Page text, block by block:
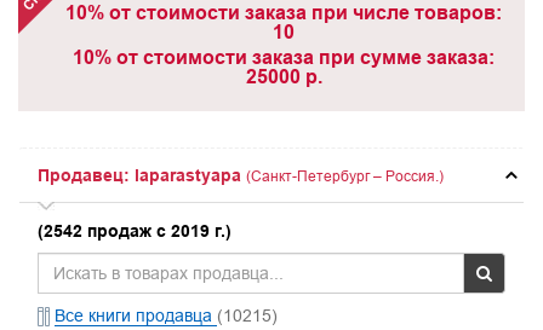
10% от стоимости заказа при числе товаров:
10
10% от стоимости заказа при сумме заказа:
25000 р.
Продавец: laparastyapa (Санкт-Петербург – Россия.)
(2542 продаж с 2019 г.)
Все книги продавца (10215)